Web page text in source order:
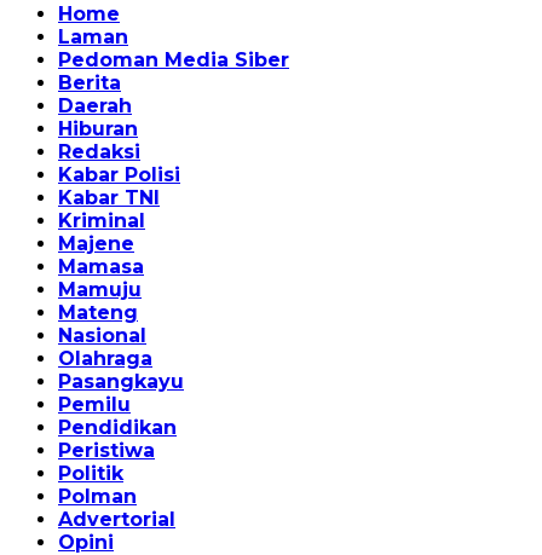
Home
Laman
Pedoman Media Siber
Berita
Daerah
Hiburan
Redaksi
Kabar Polisi
Kabar TNI
Kriminal
Majene
Mamasa
Mamuju
Mateng
Nasional
Olahraga
Pasangkayu
Pemilu
Pendidikan
Peristiwa
Politik
Polman
Advertorial
Opini